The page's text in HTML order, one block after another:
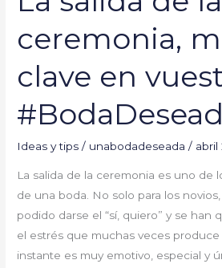
ceremonia,
clave en
Ideas y tips / unabodadeseada/ abril
La salida de la ceremonia es uno de
de una boda. No solo para los
podido darse el “sí, quiero” y se han
el estrés que muchas veces produce
instante es muy emotivo, especial y